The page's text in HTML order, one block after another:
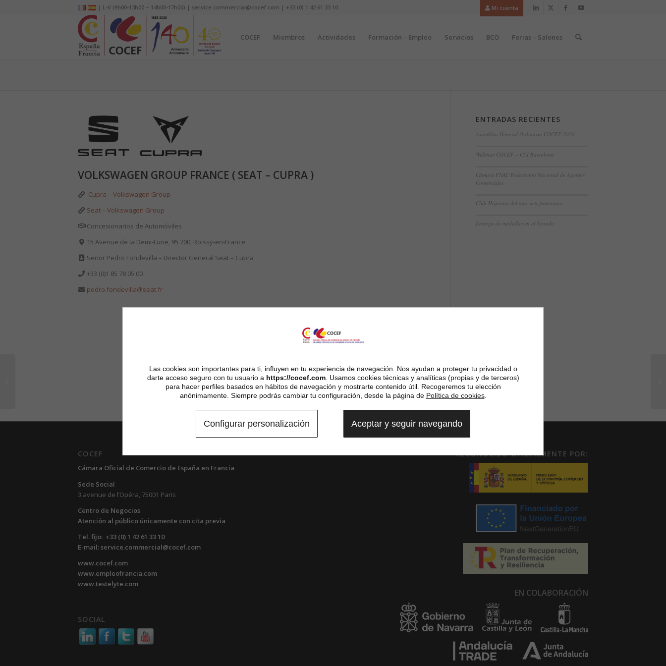
Mi cuenta
| L-V (9h00-13h00 – 14h00-17h00) | service.commercial@cocef.com | +33 (0) 1 42 61 33 10
COCEF Miembros Actividades Formación – Empleo Servicios BCO Ferias – Salones
VOLKSWAGEN GROUP FRANCE ( SEAT – CUPRA )
Cupra – Volkswagen Group
Seat – Volkswagen Group
Concesionarios de Automóviles
15 Avenue de la Demi-Lune, 95 700, Roissy-en-France
Señor Pedro Fondevilla – Director General Seat – Cupra
+33 (0)1 85 78 05 00
pedro.fondevilla@seat.fr
ENTRADAS RECIENTES
Asamblea General Ordinaria COCEF 2026
Webinar COCEF – CCI Barcelona
Cámara FNAC Federación Nacional de Agentes
Comerciales
Club Hispania del año «en femenino»
Entrega de medallas en el Senado
COCEF
Cámara Oficial de Comercio de España en Francia
Sede Social
3 avenue de l’Opéra, 75001 Paris
Centro de Negocios
Atención al público únicamente con cita previa
Tel. fijo: +33 (0) 1 42 61 33 10
E-mail: service.commercial@cocef.com
www.cocef.com
www.empleofrancia.com
www.testelyte.com
SOCIAL
RECONOCIDO OFICIALMENTE POR:
EN COLABORACIÓN
Las cookies son importantes para ti, influyen en tu experiencia de navegación. Nos ayudan a proteger tu privacidad o
darte acceso seguro con tu usuario a https://cocef.com. Usamos cookies técnicas y analíticas (propias y de terceros)
para hacer perfiles basados en hábitos de navegación y mostrarte contenido útil. Recogeremos tu elección
anónimamente. Siempre podrás cambiar tu configuración, desde la página de Política de cookies.
Configurar personalización Aceptar y seguir navegando